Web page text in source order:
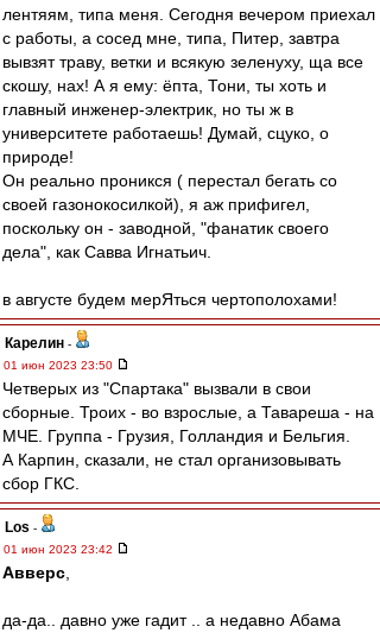
лентяям, типа меня. Сегодня вечером приехал
с работы, а сосед мне, типа, Питер, завтра
вывзят траву, ветки и всякую зеленуху, ща все
скошу, нах! А я ему: ёпта, Тони, ты хоть и
главный инженер-электрик, но ты ж в
университете работаешь! Думай, сцуко, о
природе!
Он реально проникся ( перестал бегать со
своей газонокосилкой), я аж прифигел,
поскольку он - заводной, "фанатик своего
дела", как Савва Игнатьич.
в августе будем мерЯться чертополохами!
Карелин -
01 июн 2023 23:50
Четверых из "Спартака" вызвали в свои
сборные. Троих - во взрослые, а Тавареша - на
МЧЕ. Группа - Грузия, Голландия и Бельгия.
А Карпин, сказали, не стал организовывать
сбор ГКС.
Los -
01 июн 2023 23:42
Авверс
да-да.. давно уже гадит .. а недавно Абама